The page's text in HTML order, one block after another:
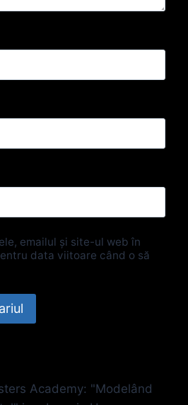
emailul și site-ul web în
data viitoare când o să
Academy: "Modelând